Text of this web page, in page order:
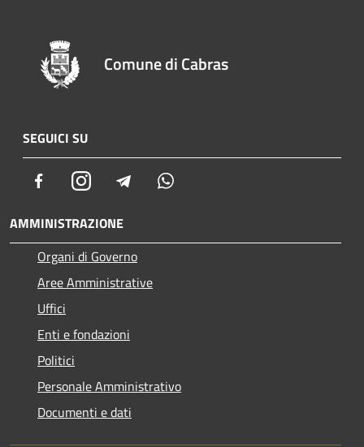
Comune di Cabras
SEGUICI SU
FacebookInstagram Telegram
AMMINISTRAZIONE
Organi di Governo
Aree Amministrative
Uffici
Enti e fondazioni
Politici
Personale Amministrativo
Documenti e dati